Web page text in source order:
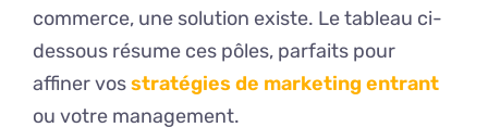
commerce, une solution existe. Le tableau ci-
dessous résume ces pôles, parfaits pour
affiner vosstratégies de marketing entrant
ou votre management.